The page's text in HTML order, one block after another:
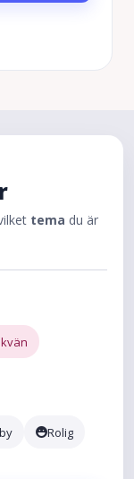
tema du är
Rolig